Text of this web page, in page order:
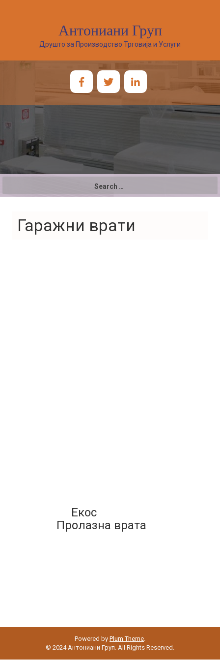
Антониани Груп
Друшто за Производство Трговија и Услуги
Гаражни врати
Екос
Пролазна врата
Powered by Plum Theme.
© 2024 Антониани Груп. All Rights Reserved.